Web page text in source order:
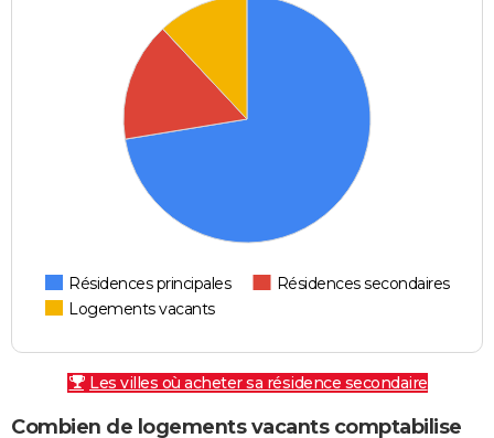
Résidences principales
Résidences secondaires
Logements vacants
Les villes où acheter sa résidence secondaire
Combien de logements vacants comptabilise